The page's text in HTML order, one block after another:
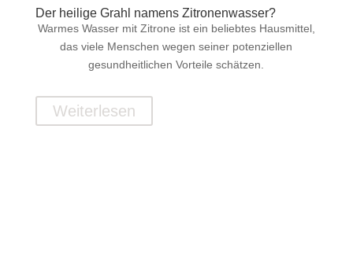
Der heilige Grahl namens Zitronenwasser?
Warmes Wasser mit Zitrone ist ein beliebtes Hausmittel,
das viele Menschen wegen seiner potenziellen
gesundheitlichen Vorteile schätzen.
Weiterlesen